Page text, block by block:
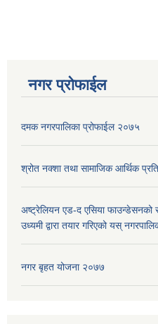
नगर प्रोफाईल
दमक नगरपालिका प्रोफाईल २०७५
श्रोत नक्शा तथा सामाजिक आर्थिक
अष्ट्रेलियन एड-द एसिया फाउन्डेसनको
उध्यमी द्वारा तयार गरिएको यस्
नगर बृहत योजना २०७७